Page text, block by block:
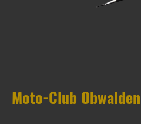
Moto-Club Obwalden